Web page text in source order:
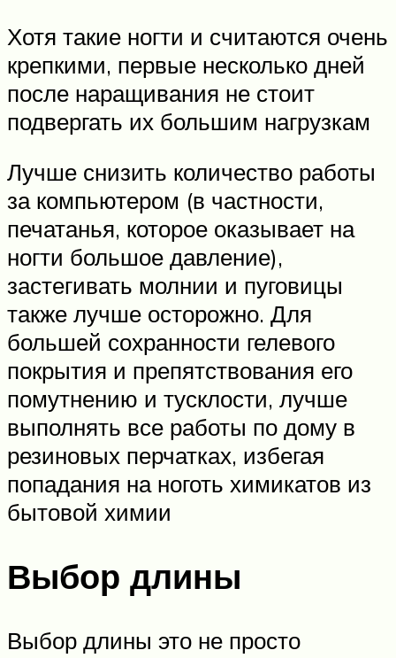
Хотя такие ногти и считаются очень
крепкими, первые несколько дней
после наращивания не стоит
подвергать их большим нагрузкам
Лучше снизить количество работы
за компьютером (в частности,
печатанья, которое оказывает на
ногти большое давление),
застегивать молнии и пуговицы
также лучше осторожно. Для
большей сохранности гелевого
покрытия и препятствования его
помутнению и тусклости, лучше
выполнять все работы по дому в
резиновых перчатках, избегая
попадания на ноготь химикатов из
бытовой химии
Выбор длины
Выбор длины это не просто